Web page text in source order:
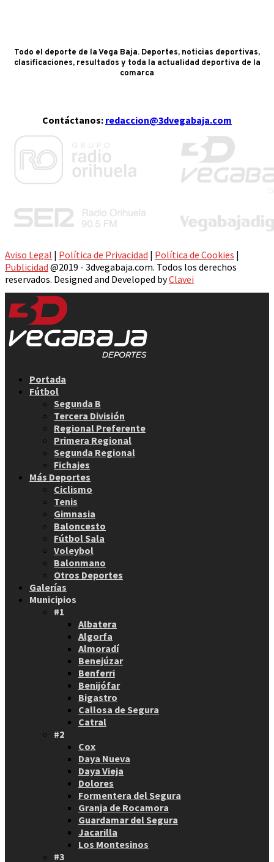
Todo el deporte de la Vega Baja. Deportes, noticias deportivas,
clasificaciones, resultados y toda la actualidad deportiva de la
comarca
Contáctanos: redaccion@3dvegabaja.com
Aviso Legal | Política de Privacidad | Política de Cookies |
Publicidad @2019 - 3dvegabaja.com. Todos los derechos
reservados. Designed and Developed byClavei
Portada
Fútbol
Segunda B
Tercera División
Regional Preferente
Primera Regional
Segunda Regional
Fichajes
Más Deportes
Ciclismo
Tenis
Gimnasia
Baloncesto
Fútbol Sala
Voleybol
Balonmano
Otros Deportes
Galerías
Municipios
#1
Albatera
Algorfa
Almoradí
Benejúzar
Benferri
Benijófar
Bigastro
Callosa de Segura
Catral
#2
Cox
Daya Nueva
Daya Vieja
Dolores
Formentera del Segura
Granja de Rocamora
Guardamar del Segura
Jacarilla
Los Montesinos
#3